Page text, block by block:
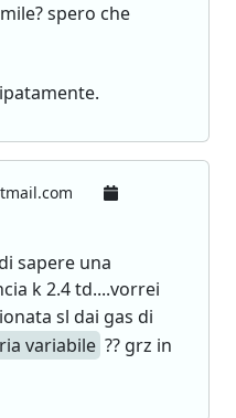
spero che
sapere una
k 2.4 td....vorrei
sl dai gas di
variabile ?? grz in